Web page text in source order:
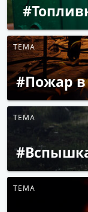
ТЕМА
ТЕМА
ТЕМА